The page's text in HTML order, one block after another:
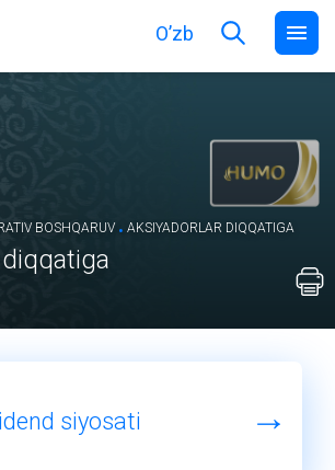
O’zb
BOSHQARUV . AKSIYADORLAR DIQQATIGA
siyosati